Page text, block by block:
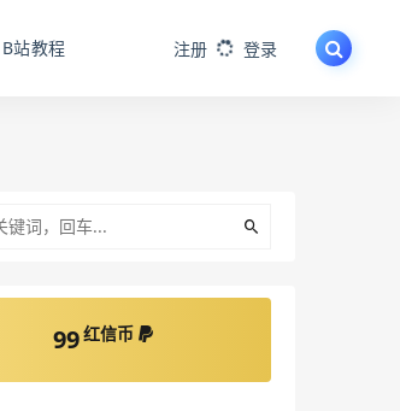
B站教程 注册 登录
99红信币